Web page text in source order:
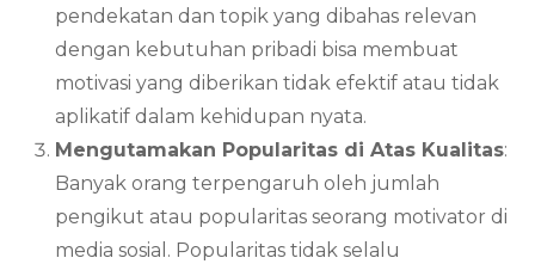
pendekatan dan topik yang dibahas relevan
dengan kebutuhan pribadi bisa membuat
motivasi yang diberikan tidak efektif atau tidak
aplikatif dalam kehidupan nyata.
Mengutamakan Popularitas di Atas Kualitas:
Banyak orang terpengaruh oleh jumlah
pengikut atau popularitas seorang motivator di
media sosial. Popularitas tidak selalu